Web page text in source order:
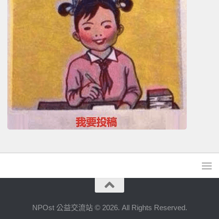
NPOst 公益交流站 © 2026. All Rights Reserved.